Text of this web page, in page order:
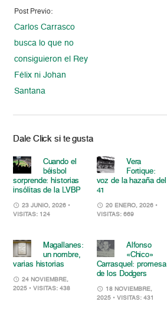
Post Previo:
Carlos Carrasco
busca lo que no
consiguieron el Rey
Félix ni Johan
Santana
Dale Click si te gusta
Cuando el
béisbol
sorprende: historias
insólitas de la LVBP
23 JUNIO, 2026 •
VISITAS: 124
Vera
Fortique:
voz de la hazaña del
41
20 ENERO, 2026 •
VISITAS: 669
Magallanes:
un nombre,
varias historias
24 NOVIEMBRE,
2025 • VISITAS: 438
Alfonso
«Chico»
Carrasquel: promesa
de los Dodgers
18 NOVIEMBRE,
2025 • VISITAS: 431